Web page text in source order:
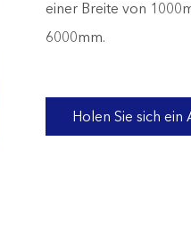
einer Breite von
6000mm.
Holen Sie sich